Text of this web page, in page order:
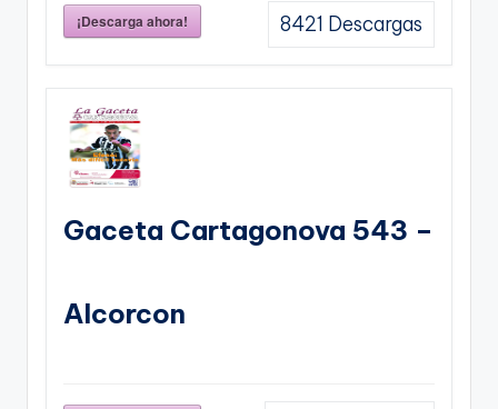
¡Descarga ahora! 8421 Descargas
Gaceta Cartagonova 543 –
Alcorcon